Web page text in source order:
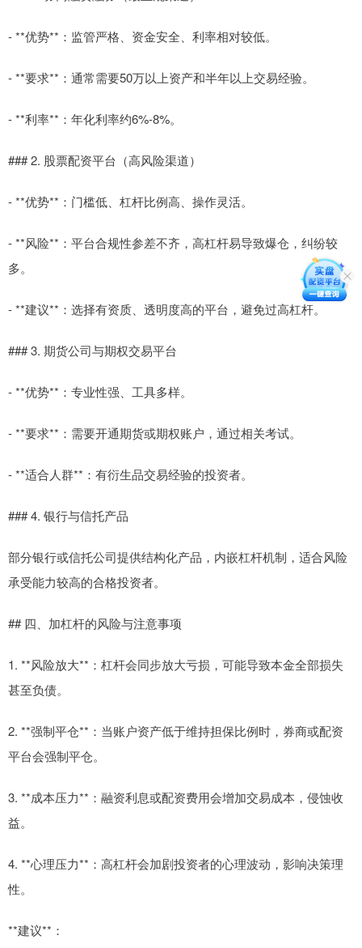
- **优势**：监管严格、资金安全、利率相对较低。
- **要求**：通常需要50万以上资产和半年以上交易经验。
- **利率**：年化利率约6%-8%。
### 2. 股票配资平台（高风险渠道）
- **优势**：门槛低、杠杆比例高、操作灵活。
- **风险**：平台合规性参差不齐，高杠杆易导致爆仓，纠纷较
多。
- **建议**：选择有资质、透明度高的平台，避免过高杠杆。
### 3. 期货公司与期权交易平台
- **优势**：专业性强、工具多样。
- **要求**：需要开通期货或期权账户，通过相关考试。
- **适合人群**：有衍生品交易经验的投资者。
### 4. 银行与信托产品
部分银行或信托公司提供结构化产品，内嵌杠杆机制，适合风险
承受能力较高的合格投资者。
## 四、加杠杆的风险与注意事项
1. **风险放大**：杠杆会同步放大亏损，可能导致本金全部损失
甚至负债。
2. **强制平仓**：当账户资产低于维持担保比例时，券商或配资
平台会强制平仓。
3. **成本压力**：融资利息或配资费用会增加交易成本，侵蚀收
益。
4. **心理压力**：高杠杆会加剧投资者的心理波动，影响决策理
性。
**建议**：